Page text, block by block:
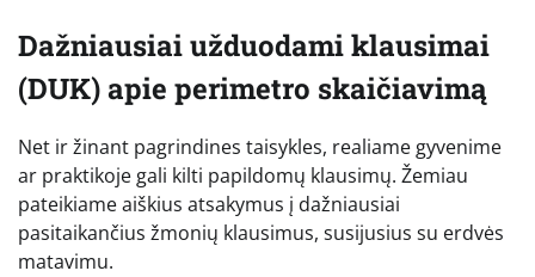
Dažniausiai užduodami klausimai
(DUK) apie perimetro skaičiavimą
Net ir žinant pagrindines taisykles, realiame gyvenime
ar praktikoje gali kilti papildomų klausimų. Žemiau
pateikiame aiškius atsakymus į dažniausiai
pasitaikančius žmonių klausimus, susijusius su erdvės
matavimu.